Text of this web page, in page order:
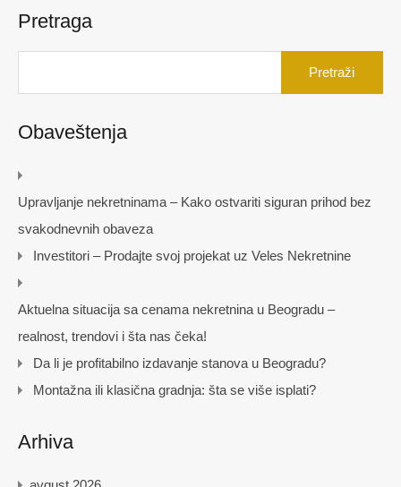
Pretraga
Obaveštenja
Upravljanje nekretninama – Kako ostvariti siguran prihod bez
svakodnevnih obaveza
Investitori – Prodajte svoj projekat uz Veles Nekretnine
Aktuelna situacija sa cenama nekretnina u Beogradu –
realnost, trendovi i šta nas čeka!
Da li je profitabilno izdavanje stanova u Beogradu?
Montažna ili klasična gradnja: šta se više isplati?
Arhiva